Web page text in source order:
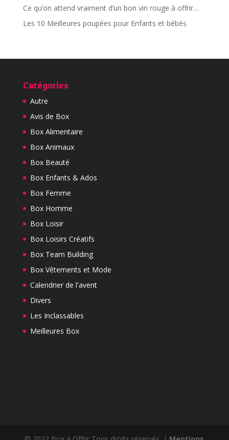
Ce qu’on attend vraiment d’un bon vin rouge à offrir…
Les 10 Meilleures poupées pour Enfants et bébés
Catégories
Autre
Avis de Box
Box Alimentaire
Box Animaux
Box Beauté
Box Enfants & Ados
Box Femme
Box Homme
Box Loisir
Box Loisirs Créatifs
Box Team Building
Box Vêtements et Mode
Calendrier de l'avent
Divers
Les Inclassables
Meilleures Box